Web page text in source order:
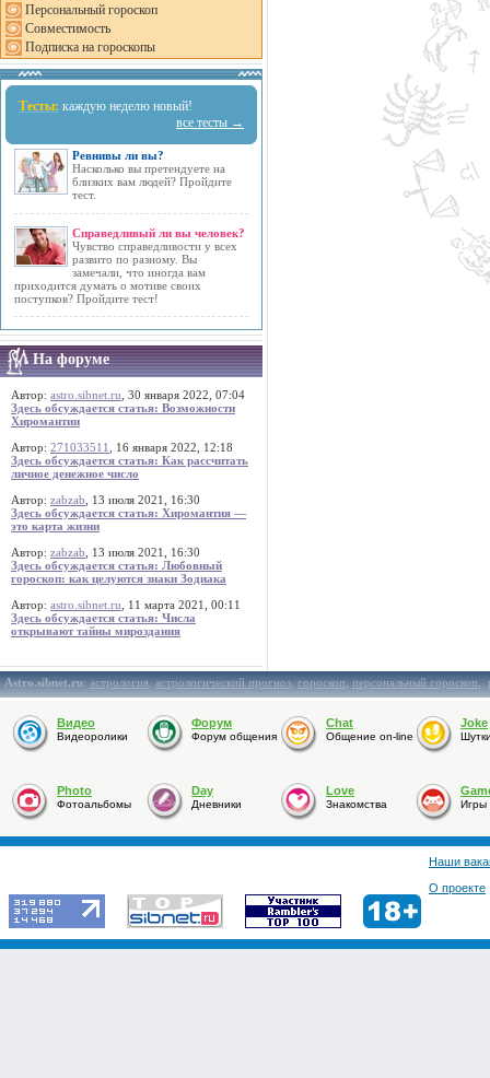
Персональный гороскоп
Совместимость
Подписка на гороскопы
Тесты: каждую неделю новый!
все тесты →
Ревнивы ли вы?
Насколько вы претендуете на
близких вам людей? Пройдите
тест.
Справедливый ли вы человек?
Чувство справедливости у всех
развито по разному. Вы
замечали, что иногда вам
приходится думать о мотиве своих
поступков? Пройдите тест!
На форуме
Автор: astro.sibnet.ru , 30 января 2022, 07:04
Здесь обсуждается статья: Возможности
Хиромантии
Автор: 271033511
, 16 января 2022, 12:18
Здесь обсуждается статья: Как рассчитать
личное денежное число
Автор: zabzab , 13 июля 2021, 16:30
Здесь обсуждается статья: Хиромантия —
это карта жизни
Автор: zabzab , 13 июля 2021, 16:30
Здесь обсуждается статья: Любовный
гороскоп: как целуются знаки Зодиака
Автор: astro.sibnet.ru , 11 марта 2021, 00:11
Здесь обсуждается статья: Числа
открывают тайны мироздания
Astro.sibnet.ru:астрология,астрологический прогноз,гороскоп,персональный гороскоп,
Видео
Видеоролики
Форум
Форум общения
Chat
Общение on-line
Joke
Photo
Фотоальбомы
Day
Дневники
Love
Знакомства Игры
Наши
О проекте